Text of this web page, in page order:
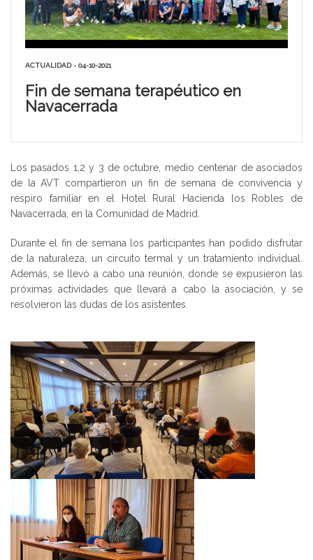
ACTUALIDAD - 04-10-2021
Fin de semana terapéutico en
Navacerrada
Los pasados 1,2 y 3 de octubre, medio centenar de asociados
de la AVT compartieron un fin de semana de convivencia y
respiro familiar en el Hotel Rural Hacienda los Robles de
Navacerrada, en la Comunidad de Madrid.
Durante el fin de semana los participantes han podido disfrutar
de la naturaleza, un circuito termal y un tratamiento individual.
Además, se llevó a cabo una reunión, donde se expusieron las
próximas actividades que llevará a cabo la asociación, y se
resolvieron las dudas de los asistentes.